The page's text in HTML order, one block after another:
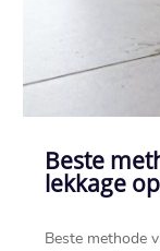
Beste
lekkage
Beste methode